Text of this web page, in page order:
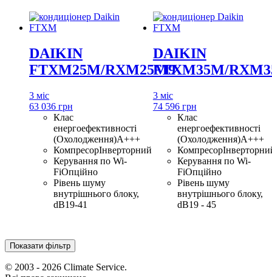
DAIKIN
FTXM25M/RXM25M9
3 міс
63 036 грн
Клас
енергоефективності
(Охолодження)A+++
КомпресорІнверторний
Керування по Wi-
FiОпційно
Рівень шуму
внутрішнього блоку,
dB19-41
DAIKIN
FTXM35M/
3 міс
74 596 грн
Клас
енергоефективності
(Охолодження)A+++
Компресор
Керування по Wi-
FiОпційно
Рівень шуму
внутрішнього блоку,
dB19 - 45
Показати фільтр
© 2003 - 2026 Climate Service.